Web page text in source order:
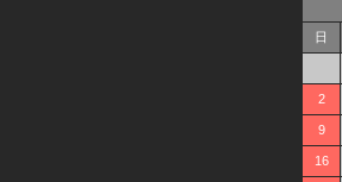
日
2
9
16